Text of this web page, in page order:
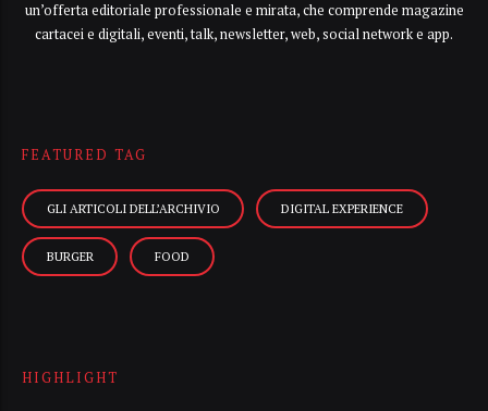
un’offerta editoriale professionale e mirata, che comprende magazine
cartacei e digitali, eventi, talk, newsletter, web, social network e app.
FEATURED TAG
GLI ARTICOLI DELL’ARCHIVIO DIGITAL EXPERIENCE
BURGER FOOD
HIGHLIGHT